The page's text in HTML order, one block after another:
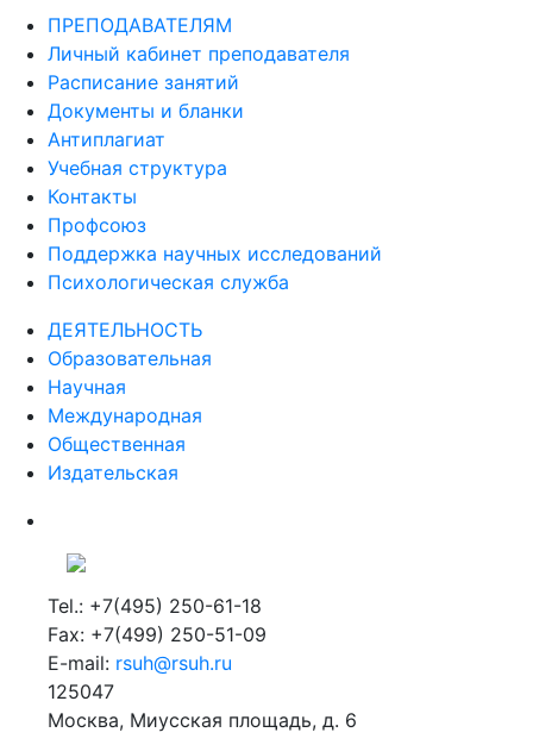
Личный кабинет преподавателя
Расписание занятий
Документы и бланки
Антиплагиат
Учебная структура
Контакты
Профсоюз
Поддержка научных исследований
Психологическая служба
Образовательная
Научная
Международная
Общественная
Издательская
Tel.: +7(495) 250-61-18
Fax: +7(499) 250-51-09
E-mail:rsuh@rsuh.ru
125047
Москва, Миусская площадь, д. 6
Российский государственный гуманитарный университет